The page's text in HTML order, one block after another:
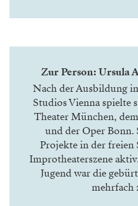
Zur Person: Ursula
Nach der Ausbildung
Studios Vienna spielte
Theater München,
und der Oper Bonn.
Projekte in der freien
Improtheaterszene
Jugend war die
mehrfach